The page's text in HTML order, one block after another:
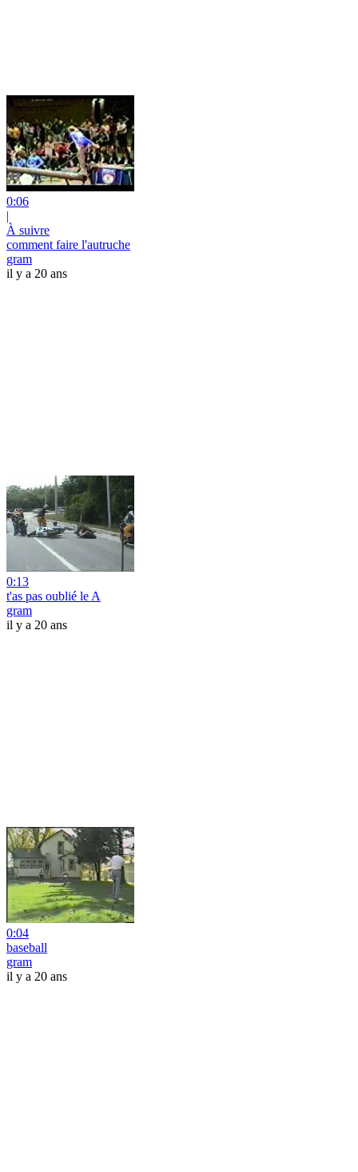
0:06
|
À suivre
comment faire l'autruche
gram
il y a 20 ans
0:13
t'as pas oublié le A
gram
il y a 20 ans
0:04
baseball
gram
il y a 20 ans